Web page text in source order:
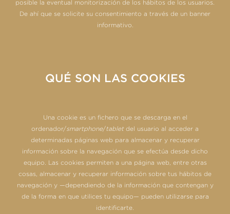
posible la eventual monitorización de los hábitos de los usuarios.
De ahí que se solicite su consentimiento a través de un banner
informativo.
QUÉ SON LAS COOKIES
Una cookie es un fichero que se descarga en el
ordenador/smartphone/tabletdel usuario al acceder a
determinadas páginas web para almacenar y recuperar
información sobre la navegación que se efectúa desde dicho
equipo. Las cookies permiten a una página web, entre otras
cosas, almacenar y recuperar información sobre tus hábitos de
navegación y —dependiendo de la información que contengan y
de la forma en que utilices tu equipo— pueden utilizarse para
identificarte.